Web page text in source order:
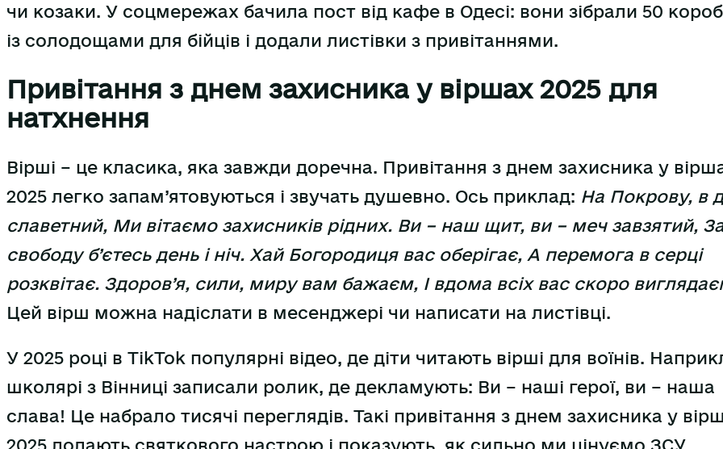
чи козаки. У соцмережах бачила пост від кафе в Одесі: вони зібрали 50
із солодощами для бійців і додали листівки з привітаннями.
Привітання з днем захисника у віршах 2025 для
натхнення
Вірші – це класика, яка завжди доречна. Привітання з днем захисника у
2025 легко запам’ятовуються і звучать душевно. Ось приклад: На Покрову, в
славетний, Ми вітаємо захисників рідних. Ви – наш щит, ви – меч завзятий,
свободу б’єтесь день і ніч. Хай Богородиця вас оберігає, А перемога в серці
розквітає. Здоров’я, сили, миру вам бажаєм, І вдома всіх вас скоро
Цей вірш можна надіслати в месенджері чи написати на листівці.
У 2025 році в TikTok популярні відео, де діти читають вірші для воїнів.
школярі з Вінниці записали ролик, де декламують: Ви – наші герої, ви – наша
слава! Це набрало тисячі переглядів. Такі привітання з днем захисника у